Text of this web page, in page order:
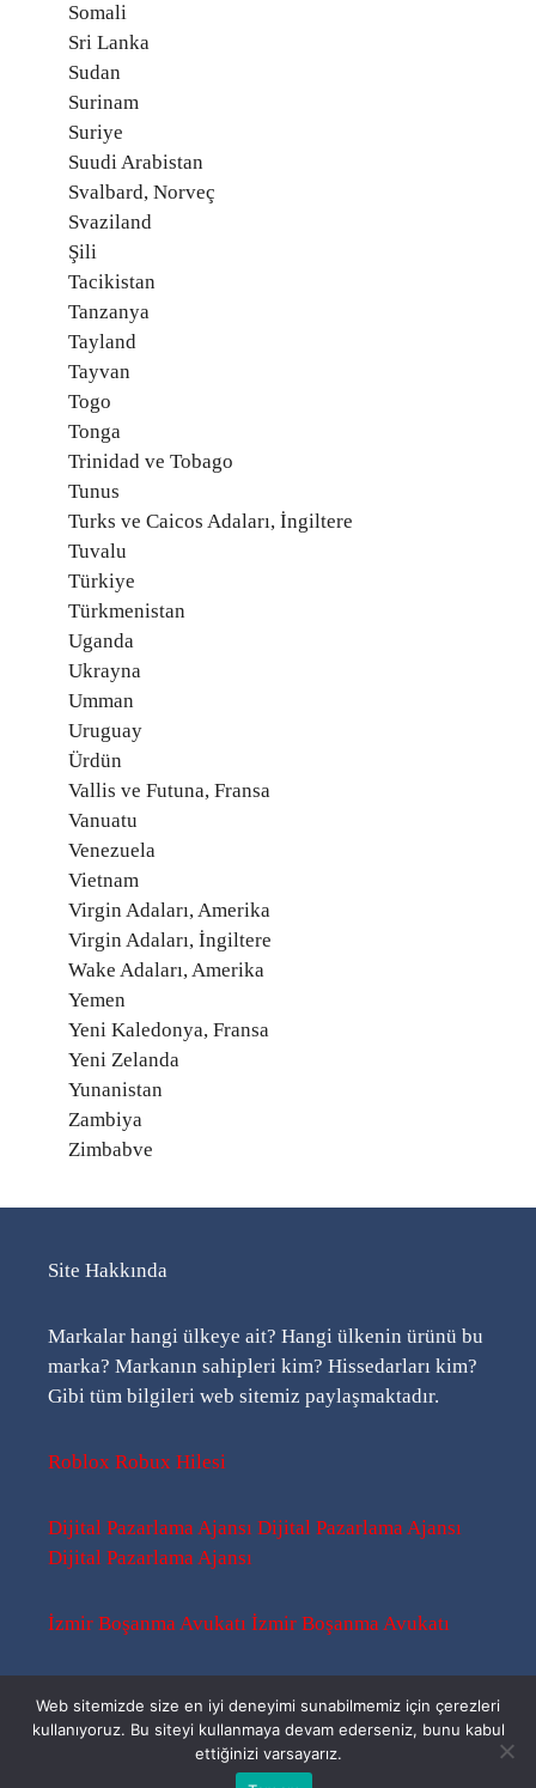
Somali
Sri Lanka
Sudan
Surinam
Suriye
Suudi Arabistan
Svalbard, Norveç
Svaziland
Şili
Tacikistan
Tanzanya
Tayland
Tayvan
Togo
Tonga
Trinidad ve Tobago
Tunus
Turks ve Caicos Adaları, İngiltere
Tuvalu
Türkiye
Türkmenistan
Uganda
Ukrayna
Umman
Uruguay
Ürdün
Vallis ve Futuna, Fransa
Vanuatu
Venezuela
Vietnam
Virgin Adaları, Amerika
Virgin Adaları, İngiltere
Wake Adaları, Amerika
Yemen
Yeni Kaledonya, Fransa
Yeni Zelanda
Yunanistan
Zambiya
Zimbabve
Site Hakkında
Markalar hangi ülkeye ait? Hangi ülkenin ürünü bu
marka? Markanın sahipleri kim? Hissedarları kim?
Gibi tüm bilgileri web sitemiz paylaşmaktadır.
Roblox Robux Hilesi
Dijital Pazarlama Ajansı Dijital Pazarlama Ajansı
Dijital Pazarlama Ajansı
İzmir Boşanma Avukatı İzmir Boşanma Avukatı
Web sitemizde size en iyi deneyimi sunabilmemiz için çerezleri
kullanıyoruz. Bu siteyi kullanmaya devam ederseniz, bunu kabul
ettiğinizi varsayarız.